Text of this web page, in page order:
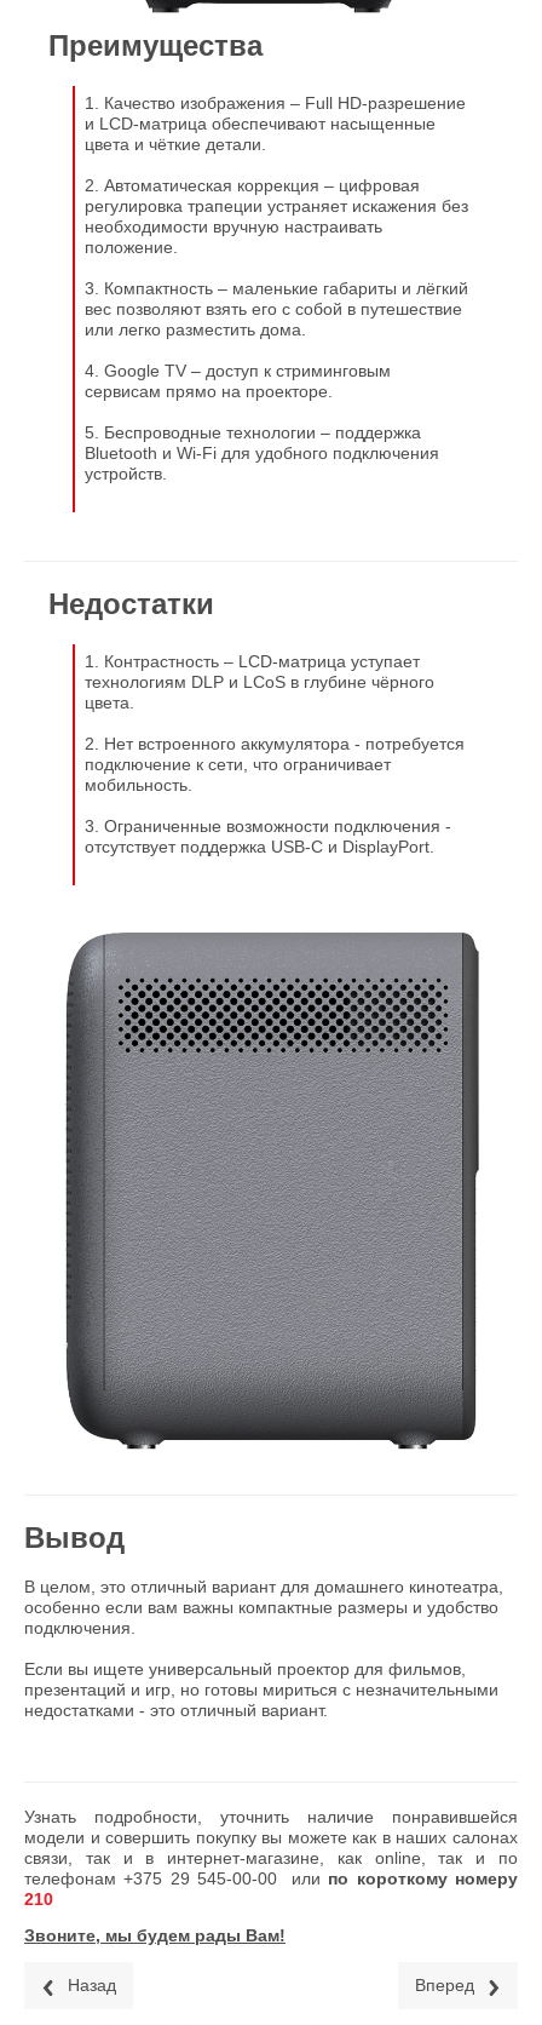
Преимущества
1. Качество изображения – Full HD-разрешение
и LCD-матрица обеспечивают насыщенные
цвета и чёткие детали.
2. Автоматическая коррекция – цифровая
регулировка трапеции устраняет искажения без
необходимости вручную настраивать
положение.
3. Компактность – маленькие габариты и лёгкий
вес позволяют взять его с собой в путешествие
или легко разместить дома.
4. Google TV – доступ к стриминговым
сервисам прямо на проекторе.
5. Беспроводные технологии – поддержка
Bluetooth и Wi-Fi для удобного подключения
устройств.
Недостатки
1. Контрастность – LCD-матрица уступает
технологиям DLP и LCoS в глубине чёрного
цвета.
2. Нет встроенного аккумулятора - потребуется
подключение к сети, что ограничивает
мобильность.
3. Ограниченные возможности подключения -
отсутствует поддержка USB-C и DisplayPort.
Вывод
В целом, это отличный вариант для домашнего кинотеатра,
особенно если вам важны компактные размеры и удобство
подключения.
Если вы ищете универсальный проектор для фильмов,
презентаций и игр, но готовы мириться с незначительными
недостатками - это отличный вариант.
Узнать подробности, уточнить наличие понравившейся
модели и совершить покупку вы можете как в наших салонах
связи, так и в интернет-магазине, как online, так и по
телефонам+375 29 545-00-00 или по короткому номеру
210
Звоните, мы будем рады Вам!
Назад Вперед